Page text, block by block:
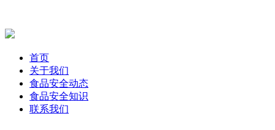
首页
关于我们
食品安全动态
食品安全知识
联系我们